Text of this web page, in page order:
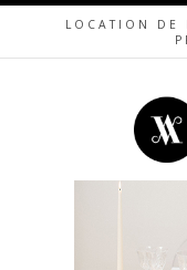
LOCATION DE